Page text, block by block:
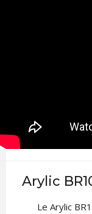
Arylic
Le Arylic